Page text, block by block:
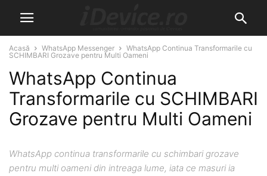
Acasă WhatsApp Messenger
WhatsApp Continua Transformarile cu
SCHIMBARI Grozave pentru Multi Oameni
WhatsApp Continua
Transformarile cu SCHIMBARI
Grozave pentru Multi Oameni
WhatsApp continua transformarile cu schimbari grozave
pentru multi oameni din intreaga lume, iata ce masuri ia